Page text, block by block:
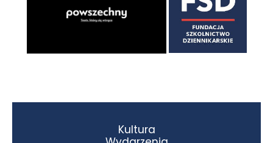
Kultura